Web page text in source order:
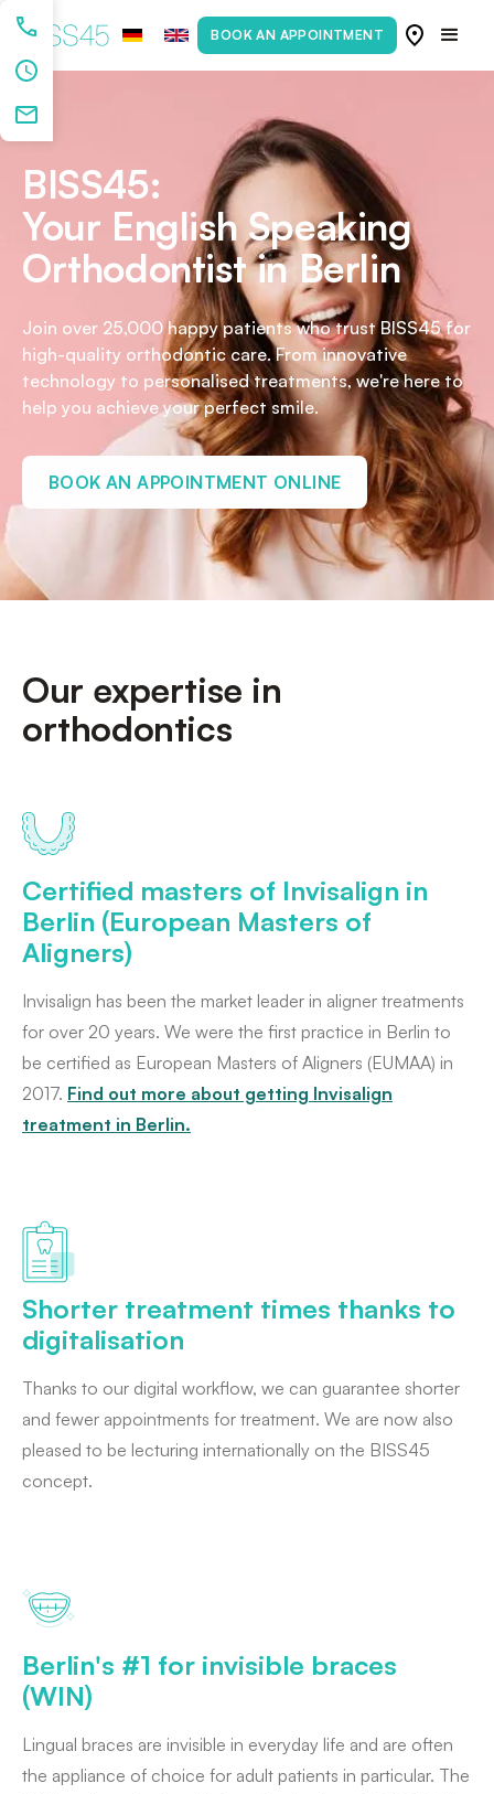
BOOK AN APPOINTMENT
BISS45:
Your English Speaking
Orthodontist in Berlin
Join over 25,000 happy patients who trust BISS45 for
high-quality orthodontic care. From innovative
technology to personalised treatments, we're here to
help you achieve your perfect smile.
BOOK AN APPOINTMENT ONLINE
Our expertise in
orthodontics
Certified masters of Invisalign in
Berlin (European Masters of
Aligners)
Invisalign has been the market leader in aligner treatments
for over 20 years. We were the first practice in Berlin to
be certified as European Masters of Aligners (EUMAA) in
2017. Find out more about getting Invisalign
treatment in Berlin.
Shorter treatment times thanks to
digitalisation
Thanks to our digital workflow, we can guarantee shorter
and fewer appointments for treatment. We are now also
pleased to be lecturing internationally on the BISS45
concept.
Berlin's #1 for invisible braces
(WIN)
Lingual braces are invisible in everyday life and are often
the appliance of choice for adult patients in particular. The